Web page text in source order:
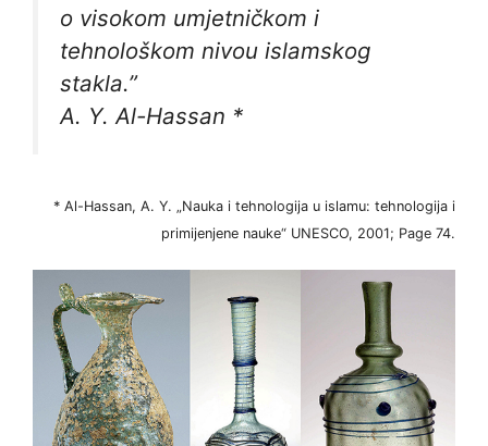
o visokom umjetničkom i
tehnološkom nivou islamskog
stakla.”
A. Y. Al-Hassan *
* Al-Hassan, A. Y. „Nauka i tehnologija u islamu: tehnologija i
primijenjene nauke“ UNESCO, 2001; Page 74.